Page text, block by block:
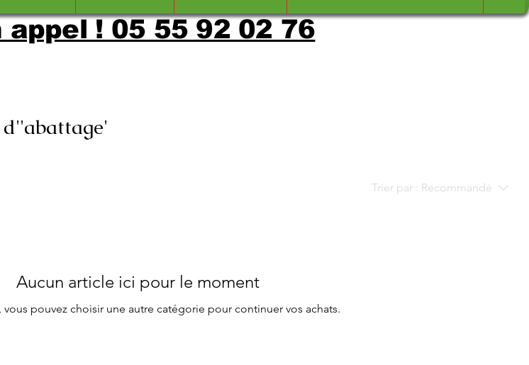
! 05 55 92 02 76
Trier par : Recommandé
Aucun article ici pour le moment
vous pouvez choisir une autre catégorie pour continuer vos achats.